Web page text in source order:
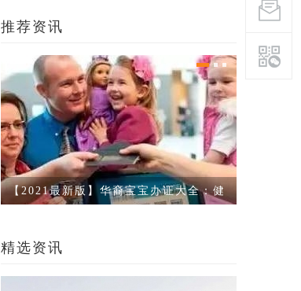
推荐资讯
ICBC推新政！5月起，每人每年可多省
精选资讯